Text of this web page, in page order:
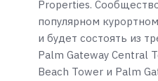
Properties.
популярном
и будет состоять из
Palm Gateway Central
Beach Tower и Palm